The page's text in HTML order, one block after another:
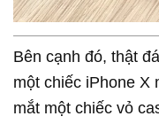
Bên cạnh đó, thật
một chiếc iPhone X
mắt một chiếc vỏ